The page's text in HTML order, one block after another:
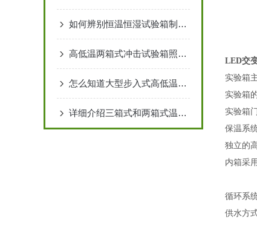
如何辨别恒温恒湿试验箱制冷系统是否异常呢
高低温两箱式冲击试验箱照明灯具故障解决方法
怎么知道大型步入式高低温实验室的质量如何
详细介绍三箱式和两箱式温度冲击试验箱不同点
LED交
实验箱
实验箱
实验箱
保温系
独立的
内箱采
循环系
供水方